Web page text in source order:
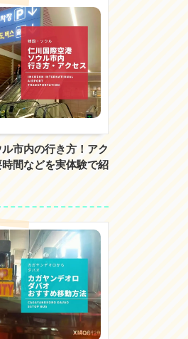
市内の行き方！アク
間などを実体験で紹